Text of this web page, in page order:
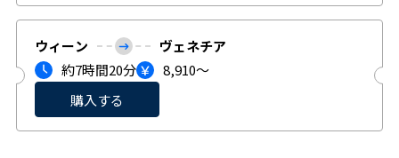
ウィーン
ヴェネチア
約7時間20分
8,910〜
購入する